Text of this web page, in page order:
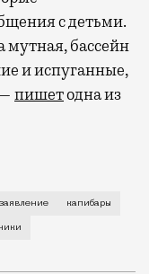
с детьми.
мутная, бассейн
и испуганные,
пишетодна из
кафе с
заявление капибары